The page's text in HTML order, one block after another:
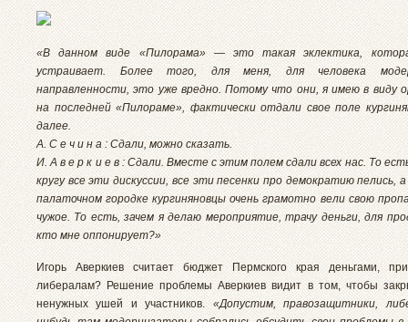
«В данном виде «Пилорама» — это такая эклектика,
устраивает. Более того, для меня, для человека
направленности, это уже вредно. Потому что они, я имею в виду
на последней «Пилораме», фактически отдали свое поле
далее.
А. С е ч и н а : Сдали, можно сказать.
И. А в е р к и е в : Сдали. Вместе с этим полем сдали всех нас. То
кругу все эти дискуссии, все эти песенки про демократию пелись,
палаточном городке кургиняновцы очень грамотно вели свою
чужое. То есть, зачем я делаю мероприятие, трачу деньги, для
кто мне оппонирует?»
Игорь Аверкиев считает бюджет Пермского края деньгами,
либералам? Решение проблемы Аверкиев видит в том, чтобы
ненужных ушей и участников. «Допустим, правозащитники,